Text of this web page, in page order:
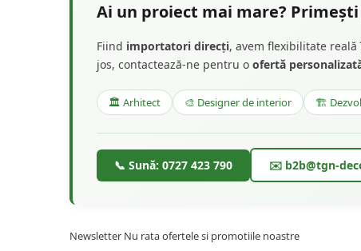
Ai un proiect mai mare?
Fiind importatori direcți, avem flexibilitate
jos, contactează-ne pentru o ofertă
🏛️ Arhitect 🎨 Designer de interior 🏗️
📞 Sună: 0727 423 790 ✉️ b2b@tgn-
Newsletter Nu rata ofertele si promotiile noastre